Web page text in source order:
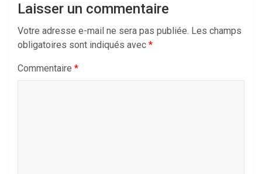
Laisser un commentaire
Votre adresse e-mail ne sera pas publiée. Les champs
obligatoires sont indiqués avec *
Commentaire *